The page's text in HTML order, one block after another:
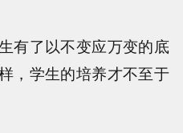
有了以不变应万变的底
，学生的培养才不至于